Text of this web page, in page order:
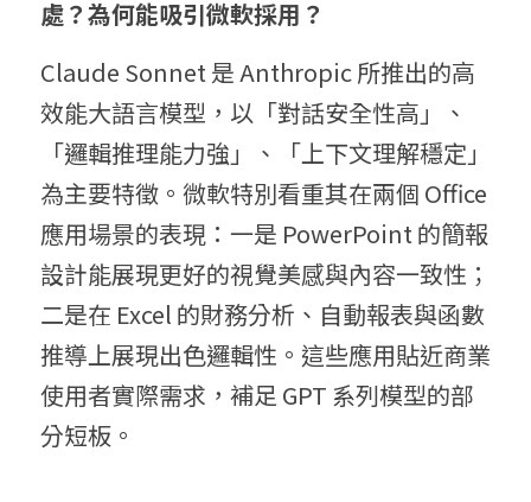
處？為何能吸引微軟採用？
Claude Sonnet 是 Anthropic 所推出的高
效能大語言模型，以「對話安全性高」、
「邏輯推理能力強」、「上下文理解穩定」
為主要特徵。微軟特別看重其在兩個 Office
應用場景的表現：一是 PowerPoint 的簡報
設計能展現更好的視覺美感與內容一致性；
二是在 Excel 的財務分析、自動報表與函數
推導上展現出色邏輯性。這些應用貼近商業
使用者實際需求，補足 GPT 系列模型的部
分短板。